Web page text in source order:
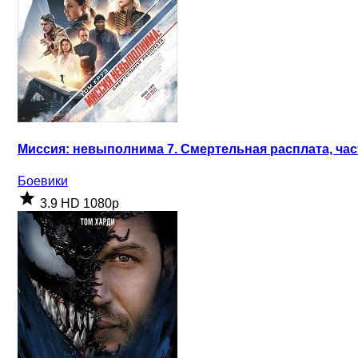
Миссия: невыполнима 7. Смертельная расплата,
Боевики
3.9 HD 1080p